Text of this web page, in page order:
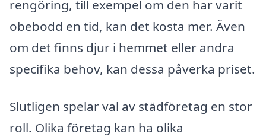
rengöring, till exempel om den har varit
obebodd en tid, kan det kosta mer. Även
om det finns djur i hemmet eller andra
specifika behov, kan dessa påverka priset.
Slutligen spelar val av städföretag en stor
roll. Olika företag kan ha olika